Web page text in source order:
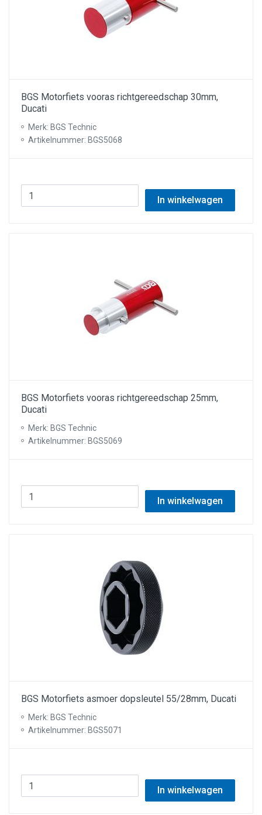
BGS Motorfiets vooras richtgereedschap 30mm,
Ducati
Merk: BGS Technic
Artikelnummer: BGS5068
In winkelwagen
BGS Motorfiets vooras richtgereedschap 25mm,
Ducati
Merk: BGS Technic
Artikelnummer: BGS5069
In winkelwagen
BGS Motorfiets asmoer dopsleutel 55/28mm, Ducati
Merk: BGS Technic
Artikelnummer: BGS5071
In winkelwagen